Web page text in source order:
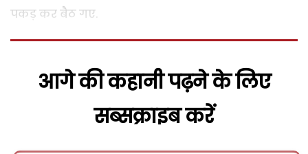
पकड़ कर बैठ गए.
आगे की कहानी पढ़ने के लिए
सब्सक्राइब करें